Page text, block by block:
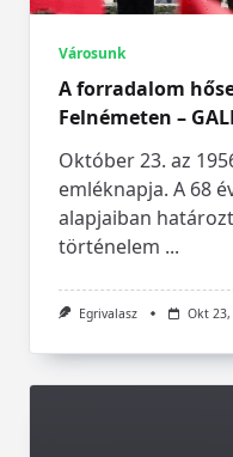
Városunk
A forradalom
Felnémeten –
Október 23. az
emléknapja. A 68
alapjaiban
történelem ...
Egrivalasz Okt 23,